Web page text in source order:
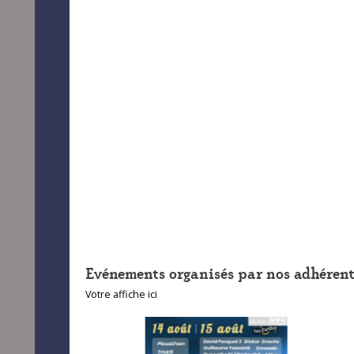
Evénements organisés par nos
Votre affiche ici